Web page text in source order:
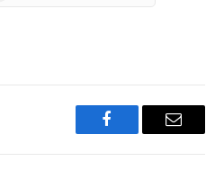
Facebook Email